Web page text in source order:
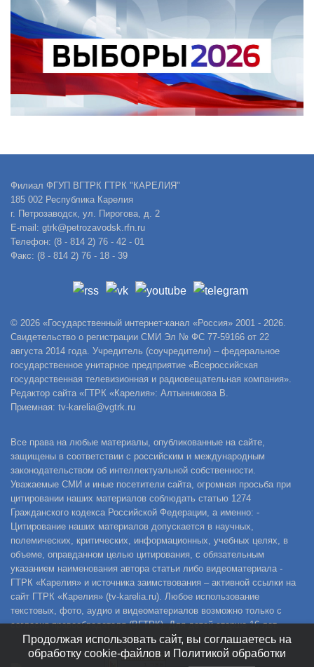
Филиал ФГУП ВГТРК ГТРК "КАРЕЛИЯ"
185 002 Республика Карелия
г. Петрозаводск, ул. Пирогова, д. 2
E-mail: gtrk@petrozavodsk.rfn.ru
Телефон: (8 - 814 2) 76 - 42 - 01
Факс: (8 - 814 2) 76 - 18 - 39
© 2026 «Государственный интернет-канал «Россия» 2001 - 2026.
Свидетельство о регистрации СМИ Эл № ФС 77-59166 от 22
августа 2014 года. Учредитель (соучредители) – федеральное
государственное унитарное предприятие «Всероссийская
государственная телевизионная и радиовещательная компания».
Редактор сайта «ГТРК «Карелия»: Алтынникова В.
Приемная: tv-karelia@vgtrk.ru
Все права на любые материалы, опубликованные на сайте,
защищены в соответствии с российским и международным
законодательством об интеллектуальной собственности.
Уважаемые СМИ и иные посетители сайта, огромная просьба при
цитировании наших материалов соблюдать статью 1274
Гражданского кодекса Российской Федерации, а именно: -
Цитирование наших материалов допускается в научных,
полемических, критических, информационных, учебных целях, в
объеме, оправданном целью цитирования, с обязательным
указанием наименования автора статьи либо видеоматериала -
ГТРК «Карелия» и источника заимствования – активной ссылки на
сайт ГТРК «Карелия» (tv-karelia.ru). Любое использование
текстовых, фото, аудио и видеоматериалов возможно только с
согласия правообладателя (ВГТРК). Для детей старше 16 лет.
Продолжая использовать сайт, вы соглашаетесь на
обработку cookie-файлов и Политикой обработки